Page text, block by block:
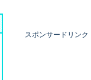
スポンサードリンク